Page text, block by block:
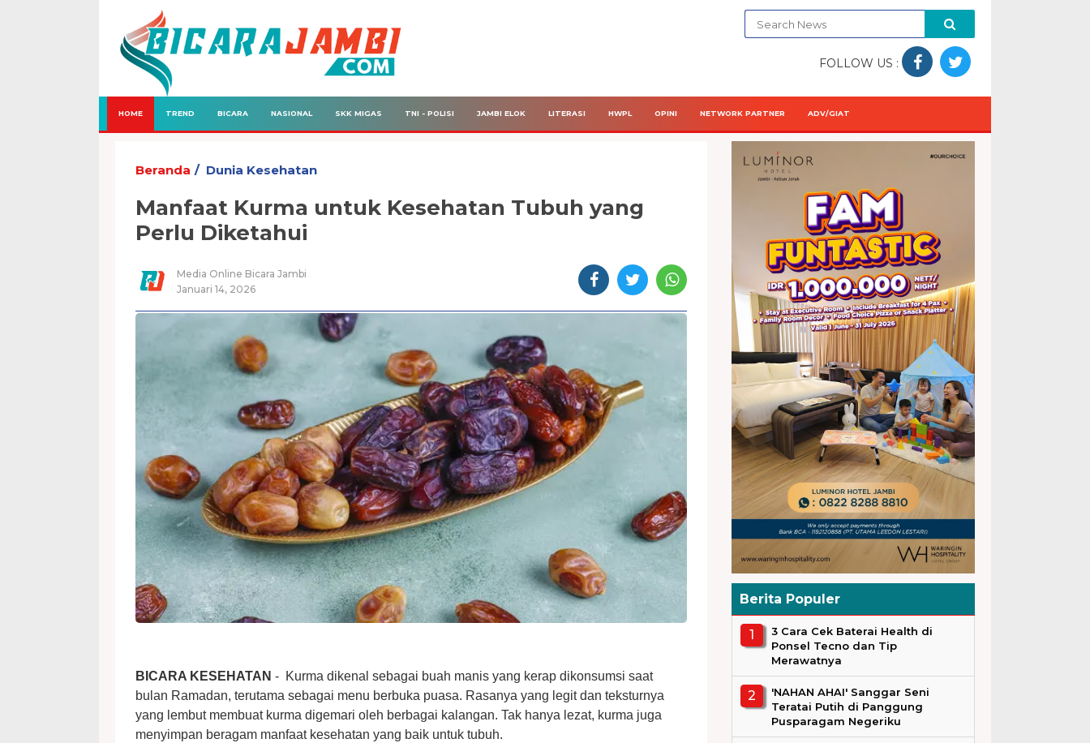
FOLLOW US :
HOME TREND BICARA NASIONAL SKK MIGAS TNI - POLISI JAMBI ELOK LITERASI HWPL OPINI NETWORK PARTNER ADV/GIAT
Beranda Dunia Kesehatan
Manfaat Kurma untuk Kesehatan Tubuh yang
Perlu Diketahui
Media Online Bicara Jambi
Januari 14, 2026
BICARA KESEHATAN - Kurma dikenal sebagai buah manis yang kerap dikonsumsi saat
bulan Ramadan, terutama sebagai menu berbuka puasa. Rasanya yang legit dan teksturnya
yang lembut membuat kurma digemari oleh berbagai kalangan. Tak hanya lezat, kurma juga
menyimpan beragam manfaat kesehatan yang baik untuk tubuh.
Berita Populer
3 Cara Cek Baterai Health di
Ponsel Tecno dan Tip
Merawatnya
'NAHAN AHAI' Sanggar Seni
Teratai Putih di Panggung
Pusparagam Negeriku